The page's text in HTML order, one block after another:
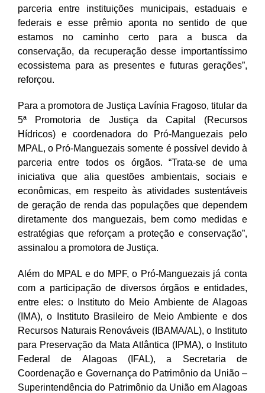
parceria entre instituições municipais, estaduais e
federais e esse prêmio aponta no sentido de que
estamos no caminho certo para a busca da
conservação, da recuperação desse importantíssimo
ecossistema para as presentes e futuras gerações”,
reforçou.
Para a promotora de Justiça Lavínia Fragoso, titular da
5ª Promotoria de Justiça da Capital (Recursos
Hídricos) e coordenadora do Pró-Manguezais pelo
MPAL, o Pró-Manguezais somente é possível devido à
parceria entre todos os órgãos. “Trata-se de uma
iniciativa que alia questões ambientais, sociais e
econômicas, em respeito às atividades sustentáveis
de geração de renda das populações que dependem
diretamente dos manguezais, bem como medidas e
estratégias que reforçam a proteção e conservação”,
assinalou a promotora de Justiça.
Além do MPAL e do MPF, o Pró-Manguezais já conta
com a participação de diversos órgãos e entidades,
entre eles: o Instituto do Meio Ambiente de Alagoas
(IMA), o Instituto Brasileiro de Meio Ambiente e dos
Recursos Naturais Renováveis (IBAMA/AL), o Instituto
para Preservação da Mata Atlântica (IPMA), o Instituto
Federal de Alagoas (IFAL), a Secretaria de
Coordenação e Governança do Patrimônio da União –
Superintendência do Patrimônio da União em Alagoas